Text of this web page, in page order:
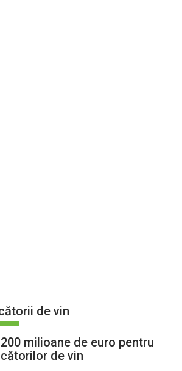
de vin
milioane de euro pentru
de vin